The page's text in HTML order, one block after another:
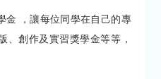
金 ，讓每位同學在自己的專
、創作及實習獎學金等等，